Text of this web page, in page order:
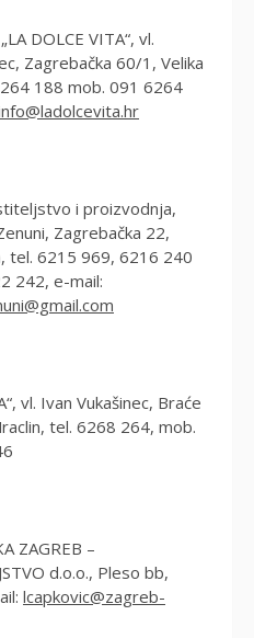
DOLCE VITA“, vl.
Zagrebačka 60/1, Velika
188 mob. 091 6264
i proizvodnja,
Zagrebačka 22,
tel. 6215 969, 6216 240
242, e-mail:
vl. Ivan Vukašinec, Braće
tel. 6268 264, mob.
ZAGREB –
d.o.o., Pleso bb,
lcapkovic@zagreb-